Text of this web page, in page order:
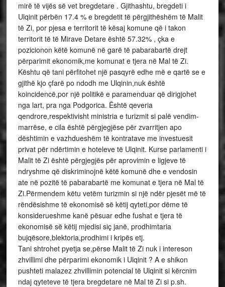
mirë të vijës së vet bregdetare . Gjithashtu, bregdeti i
Ulqinit përbën 17.4 % e bregdetit të përgjithëshëm të Malit
të Zi, por pjesa e territorit të kësaj komune që i takon
territorit të të Mirave Detare është 57.32% , çka e
pozicionon këtë komunë në garë të pabarabartë drejt
përparimit ekonomik,me komunat e tjera në Mal të Zi.
Kështu që tani përfitohet një pasqyrë edhe më e qartë se e
gjithë kjo çfarë po ndodh me Ulqinin,nuk është
koincidencë,por një politikë e paramenduar që dirigjohet
nga lart, pra nga Podgorica. Është qeveria
qendrore,respektivisht ministria e turizmit si palë vendim-
marrëse, e cila është përgjegjëse për zvarritjen apo
dështimin e vazhdueshëm të kontratave me investuesit
privat për ndërtimin e hoteleve të Ulqinit. Kurse parlamenti i
Malit të Zi është përgjegjës për aprovimin e ligjeve të
ndryshme që diskriminojnë këtë komunë dhe e vendosin
ate në pozitë të pabarabartë me komunat e tjera në Mal të
Zi.Përmendem këtu vetëm turizmin si një ndër pjesët më të
rëndësishme të ekonomisë së këtij qyteti,por dëme të
konsiderueshme kanë pësuar edhe fushat e tjera të
ekonomisë së këtij mjedisi siç janë, prodhimtaria
bujqësore,blektoria,prodhimi i kripës etj.
Tani shtrohet pyetja se,përse Malit të Zi nuk i intereson
zhvillimi dhe përparimi ekonomik i Ulqinit ? A e shikon
pushteti malazez zhvillimin potencial të Ulqinit si kërcnim
ndaj qyteteve të tjera bregdetare në Mal të Zi si p.sh.